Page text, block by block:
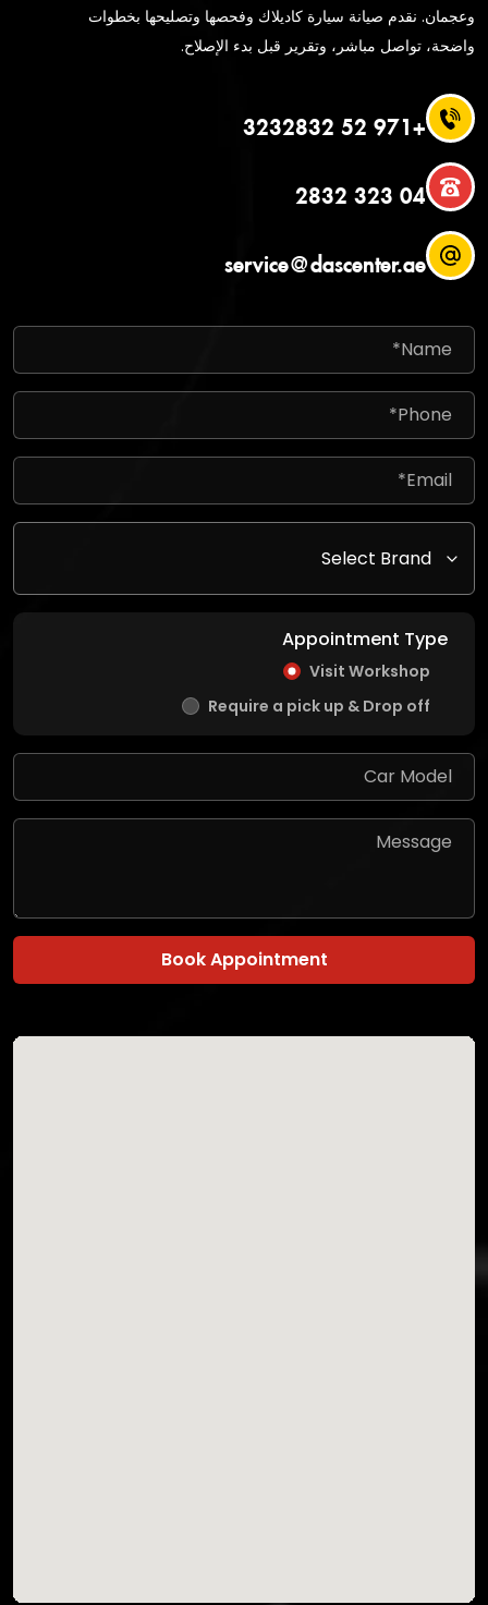
وعجمان. نقدم صيانة سيارة كاديلاك وفحصها وتصليحها بخطوات
واضحة، تواصل مباشر، وتقرير قبل بدء الإصلاح.
+971 52 3232832
04 323 2832
service@dascenter.ae
Appointment Type
Visit Workshop
Require a pick up & Drop off
Book Appointment